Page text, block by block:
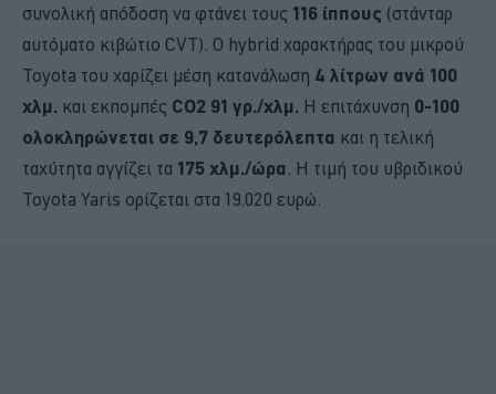
συνολική απόδοση να φτάνει τους 116 ίππους (στάνταρ
αυτόματο κιβώτιο CVT). Ο hybrid χαρακτήρας του μικρού
Toyota του χαρίζει μέση κατανάλωση 4 λίτρων ανά 100
χλμ. και εκπομπές CO2 91 γρ./χλμ. H επιτάχυνση 0-100
ολοκληρώνεται σε 9,7 δευτερόλεπτα και η τελική
ταχύτητα αγγίζει τα 175 χλμ./ώρα. Η τιμή του υβριδικού
Toyota Yaris ορίζεται στα 19.020 ευρώ.